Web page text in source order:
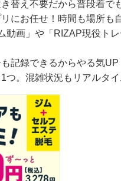
替え不要だから普段着
にお任せ！時間も場所も
動画」や「RIZAP現役ト
記録できるからやる気UP
つ。混雑状況もリアルタ